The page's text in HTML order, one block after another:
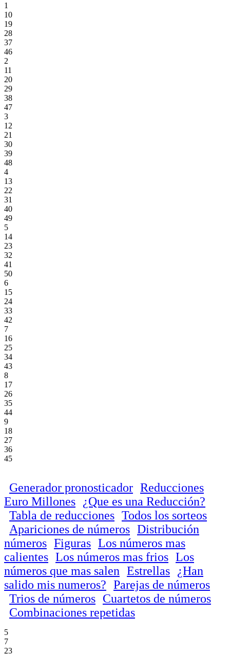
1
10
19
28
37
46
2
11
20
29
38
47
3
12
21
30
39
48
4
13
22
31
40
49
5
14
23
32
41
50
6
15
24
33
42
7
16
25
34
43
8
17
26
35
44
9
18
27
36
45
Generador pronosticador Reducciones
Euro Millones
¿Que es una Reducción?
Tabla de reducciones Todos los sorteos
Apariciones de números Distribución
números Figuras Los números mas
calientes Los números mas frios Los
números que mas salen Estrellas
¿Han
salido mis numeros? Parejas de números
Trios de números Cuartetos de números
Combinaciones repetidas
5
7
23